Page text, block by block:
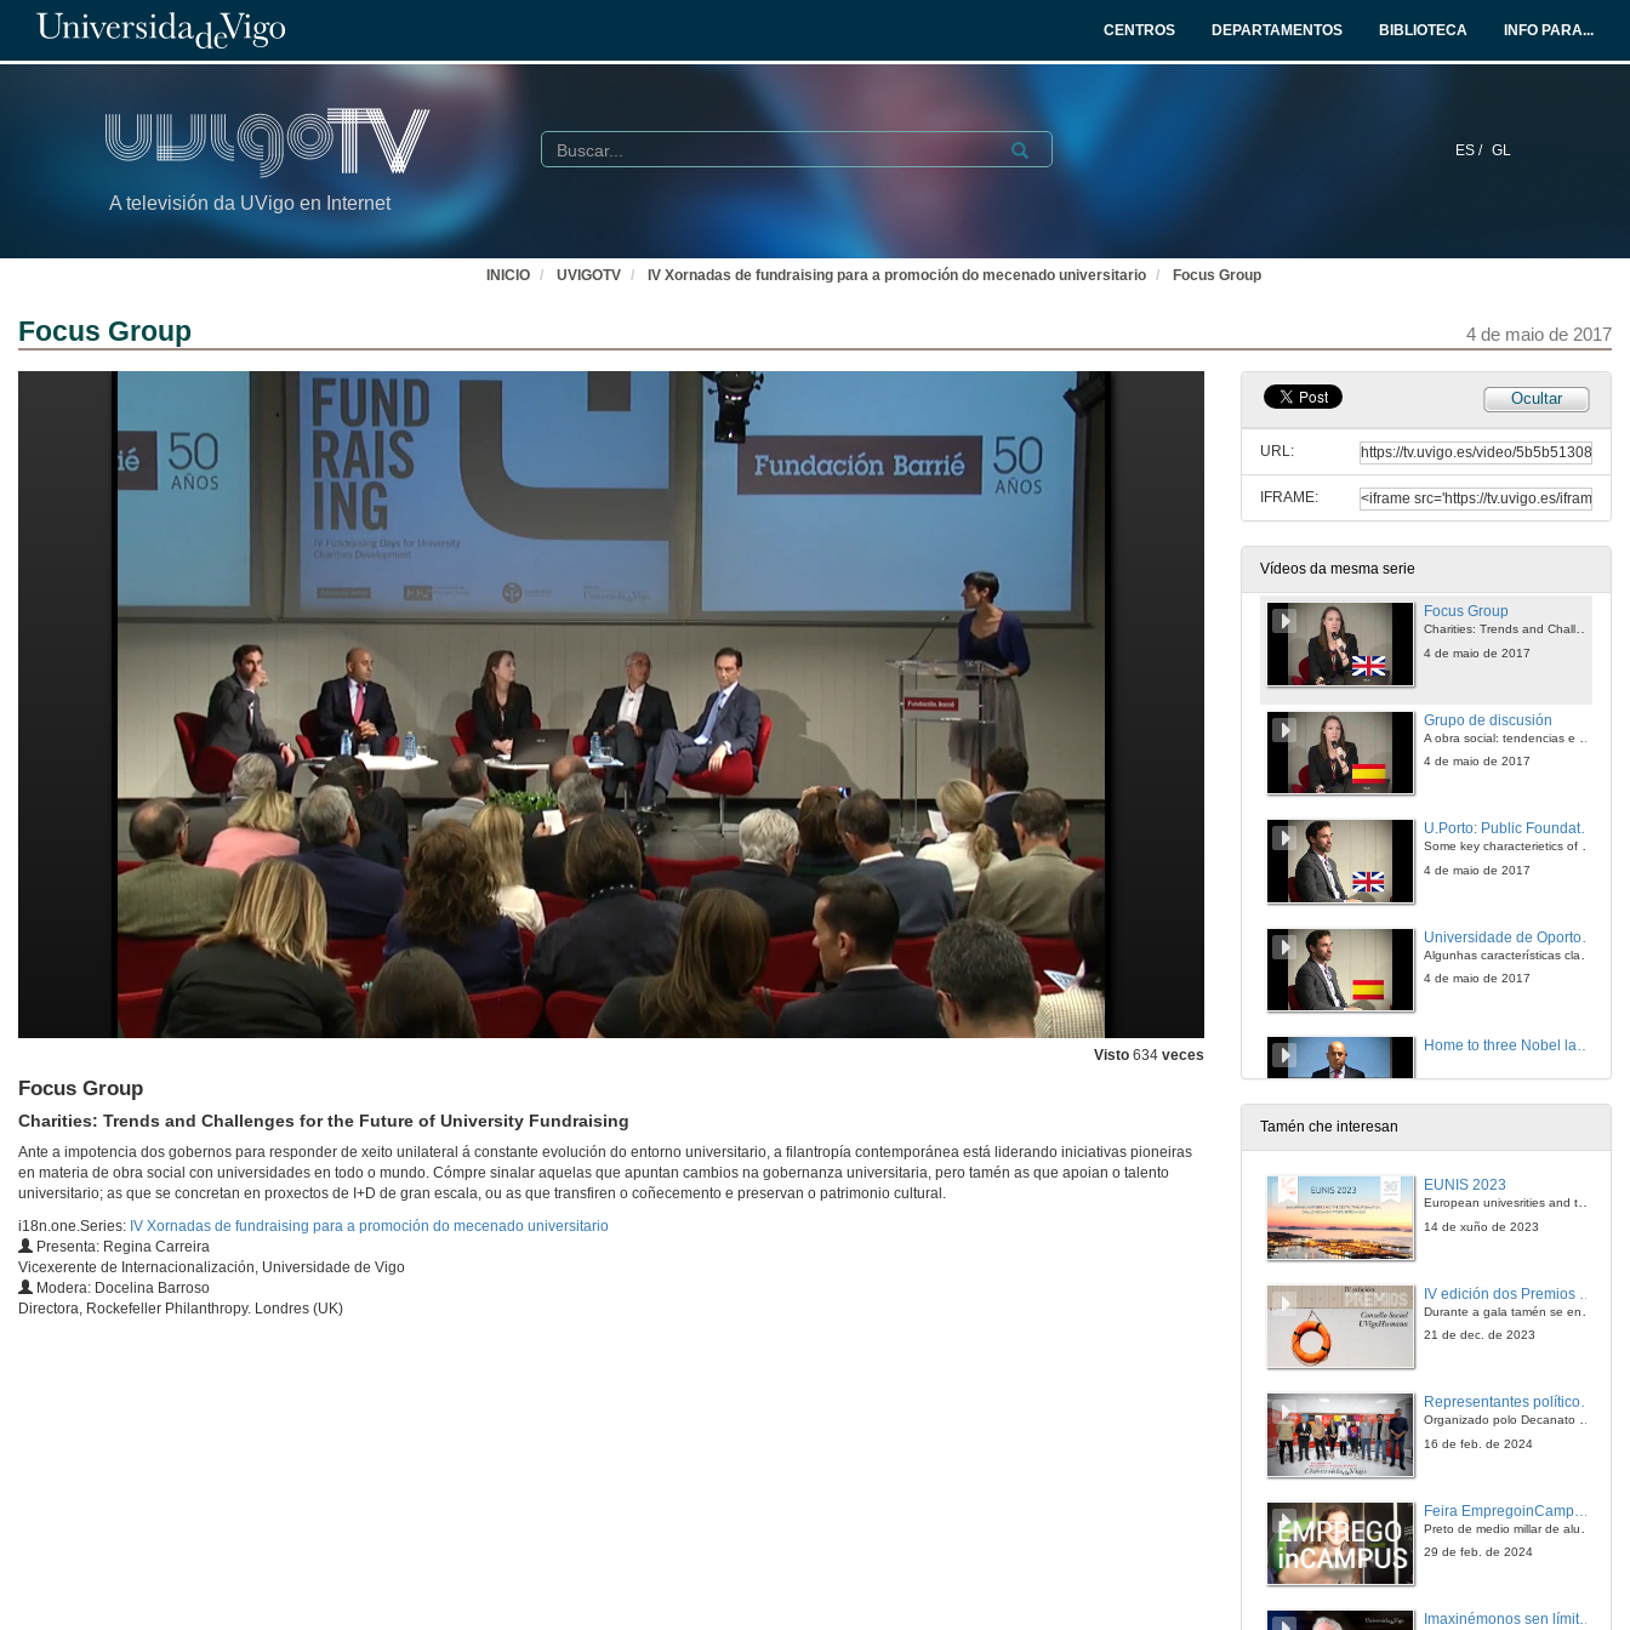
CENTROS DEPARTAMENTOS BIBLIOTECA INFO PARA...
A televisión da UVigo en Internet
ES / GL
Buscar Submit
INICIO UVIGOTV IV Xornadas de fundraising para a promoción do mecenado universitario Focus Group
Focus Group 4 de maio de 2017
Visto 634 veces
Focus Group
Charities: Trends and Challenges for the Future of University Fundraising
Ante a impotencia dos gobernos para responder de xeito unilateral á constante evolución do entorno universitario, a filantropía contemporánea está liderando iniciativas pioneiras
en materia de obra social con universidades en todo o mundo. Cómpre sinalar aquelas que apuntan cambios na gobernanza universitaria, pero tamén as que apoian o talento
universitario; as que se concretan en proxectos de I+D de gran escala, ou as que transfiren o coñecemento e preservan o patrimonio cultural.
i18n.one.Series: IV Xornadas de fundraising para a promoción do mecenado universitario
Presenta: Regina Carreira
Vicexerente de Internacionalización, Universidade de Vigo
Modera: Docelina Barroso
Directora, Rockefeller Philanthropy. Londres (UK)
Ocultar
URL:
IFRAME:
Vídeos da mesma serie
IV Xornadas de fundraising para a promoción do mecenado universitario
4 de maio de 2017
IV Xornadas de fundraising para a promoción do mecenado universitario
IV Xornadas de fundraising para a promoción do mecenado universitario
Apertura
4 de maio de 2017
Focus Group
Charities: Trends and Challenges for the Future of University Fundraising
4 de maio de 2017
Grupo de discusión
A obra social: tendencias e desafíos para o futuro do financiamento universitario
4 de maio de 2017
U.Porto: Public Foundation
Some key characterietics of the Public Foundation Model
4 de maio de 2017
Algunhas características clave do modelo de Fundación Pública
4 de maio de 2017
Home to three Nobel laureates
Fogar de tres premios Nobel
4 de maio de 2017
4 de maio de 2017
4 de maio de 2017
Tamén che interesan
EUNIS 2023
European univesrities and the digital transformation: challenges and opportunities ahead
14 de xuño de 2023
Durante a gala tamén se entregaron os galardóns aos mellores TFG e TFM en materia de Axenda 2030
21 de dec. de 2023
Representantes políticos debaten sobre educación e xuventude no campus de Pontevedra
Organizado polo Decanato e a Delegación de Alumnado de Dirección e Xestión Pública e coa participación de candidatos de PP, BNG, PSOE, Sumar e Podemos
16 de feb. de 2024
Preto de medio millar de alumnas e alumnos buscan coñecer máis de preto as oportunidades que lles achegan as arredor de medio cento de empresas que participan na edición viguesa da feira. Xunto coa visita aos stands, durante a feria desenvólvense varias actividades complementarias, como obradoiros, conversas, mesas redondas ou o pasaporte de empregabilidade, un espazo no que poderán recibir asesoramento sobre o seu CV.
29 de feb. de 2024
Imaxinémonos sen límites. Cátedras Telefónica